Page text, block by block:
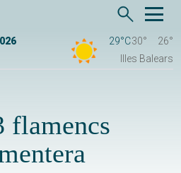
29°C30°
26°
Illes Balears
flamencs